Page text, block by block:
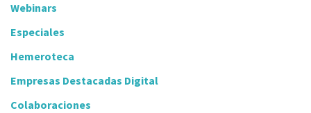
Webinars
Especiales
Hemeroteca
Empresas Destacadas Digital
Colaboraciones